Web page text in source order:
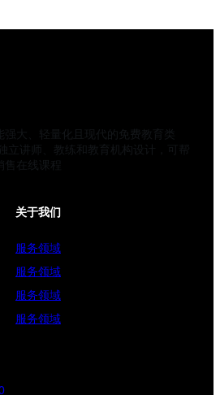
大、轻量化且现代的免费教育类
讲师、教练和教育机构设计，可帮
在线课程
关于我们
服务领域
服务领域
服务领域
服务领域